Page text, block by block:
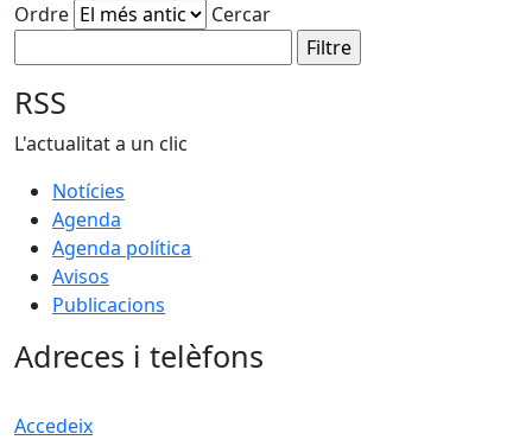
Ordre
Cercar
RSS
L'actualitat a un clic
Notícies
Agenda
Agenda política
Avisos
Publicacions
Adreces i telèfons
Accedeix